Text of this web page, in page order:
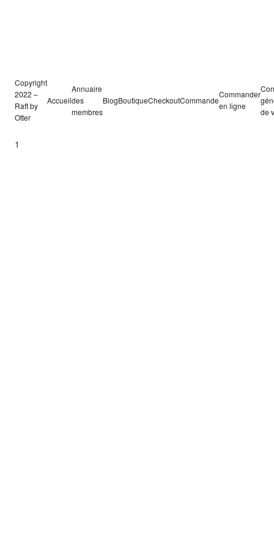
Copyright
2022 –
Raft by
Otter
Accueil
Annuaire
des
membres
BlogBoutiqueCheckoutCommande
Commander
en ligne
de
1